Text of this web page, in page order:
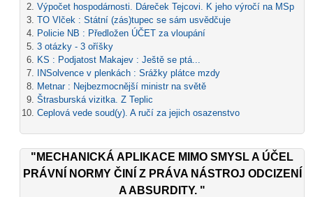
Výpočet hospodárnosti. Dáreček Tejcovi. K jeho výročí na MSp
TO Vlček : Státní (zás)tupec se sám usvědčuje
Policie NB : Předložen ÚČET za vloupání
3 otázky - 3 oříšky
KS : Podjatost Makajev : Ještě se ptá...
INSolvence v plenkách : Srážky plátce mzdy
Metnar : Nejbezmocnější ministr na světě
Štrasburská vizitka. Z Teplic
Ceplová vede soud(y). A ručí za jejich osazenstvo
"MECHANICKÁ APLIKACE MIMO SMYSL A ÚČEL
PRÁVNÍ NORMY ČINÍ Z PRÁVA NÁSTROJ ODCIZENÍ
A ABSURDITY. "